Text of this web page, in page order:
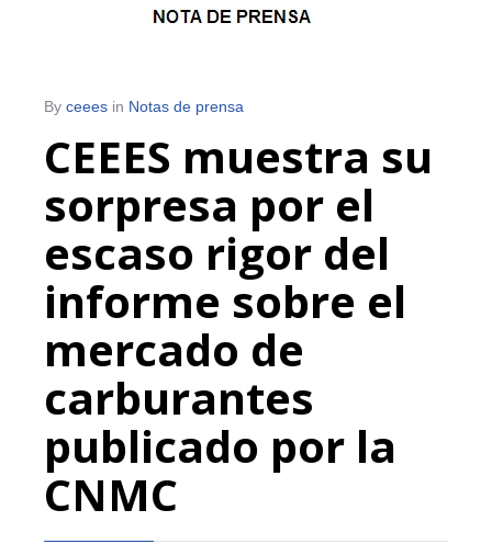
By ceees in Notas de prensa
CEEES muestra su
sorpresa por el
escaso rigor del
informe sobre el
mercado de
carburantes
publicado por la
CNMC